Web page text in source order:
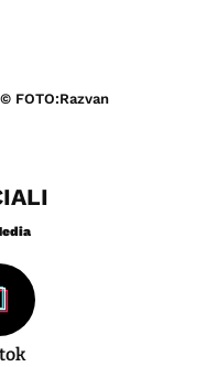
FOTO:Razvan